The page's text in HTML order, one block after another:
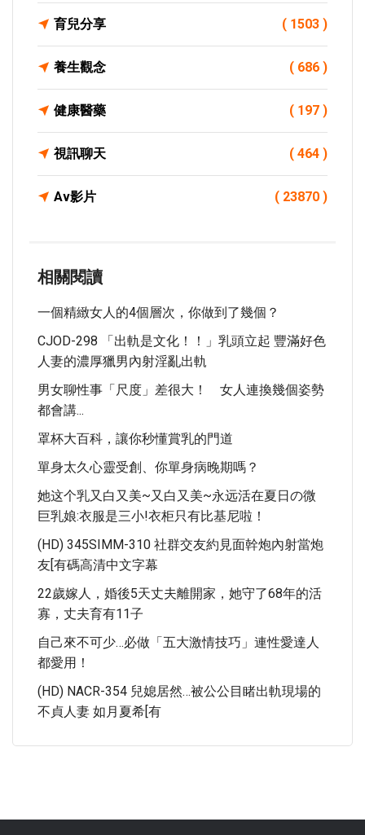
育兒分享 ( 1503 )
養生觀念 ( 686 )
健康醫藥 ( 197 )
視訊聊天 ( 464 )
Av影片 ( 23870 )
相關閱讀
一個精緻女人的4個層次，你做到了幾個？
CJOD-298 「出軌是文化！！」乳頭立起 豐滿好色
人妻的濃厚獵男內射淫亂出軌
男女聊性事「尺度」差很大！ 女人連換幾個姿勢
都會講...
罩杯大百科，讓你秒懂賞乳的門道
單身太久心靈受創、你單身病晚期嗎？
她这个乳又白又美~又白又美~永远活在夏日の微
巨乳娘:衣服是三小!衣柜只有比基尼啦！
(HD) 345SIMM-310 社群交友約見面幹炮內射當炮
友[有碼高清中文字幕
22歲嫁人，婚後5天丈夫離開家，她守了68年的活
寡，丈夫育有11子
自己來不可少…必做「五大激情技巧」連性愛達人
都愛用！
(HD) NACR-354 兒媳居然…被公公目睹出軌現場的
不貞人妻 如月夏希[有